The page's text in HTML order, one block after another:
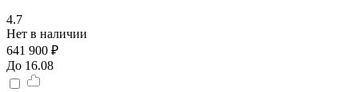
4.7
Нет в наличии
641 900 ₽
До 16.08